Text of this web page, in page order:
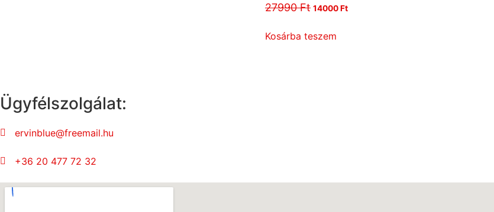
27990Ft 14000Ft
Kosárba teszem
Ügyfélszolgálat:
ervinblue@freemail.hu
+36 20 477 72 32